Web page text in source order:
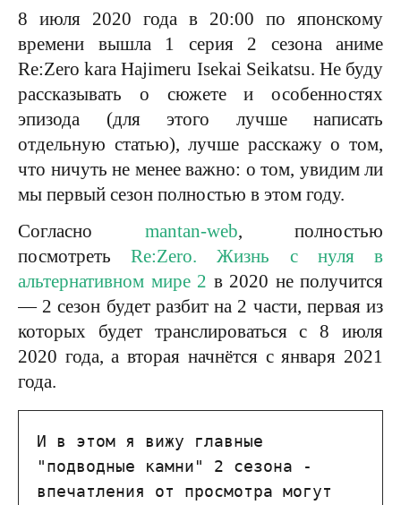
8 июля 2020 года в 20:00 по японскому
времени вышла 1 серия 2 сезона аниме
Re:Zero kara Hajimeru Isekai Seikatsu. Не буду
рассказывать о сюжете и особенностях
эпизода (для этого лучше написать
отдельную статью), лучше расскажу о том,
что ничуть не менее важно: о том, увидим ли
мы первый сезон полностью в этом году.
Согласно mantan-web, полностью
посмотретьRe:Zero. Жизнь с нуля в
альтернативном мире 2 в 2020 не получится
— 2 сезон будет разбит на 2 части, первая из
которых будет транслироваться с 8 июля
2020 года, а вторая начнётся с января 2021
года.
И в этом я вижу главные
"подводные камни" 2 сезона -
впечатления от просмотра могут